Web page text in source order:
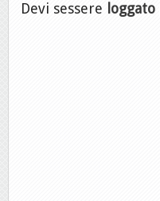
Devi sessere loggato